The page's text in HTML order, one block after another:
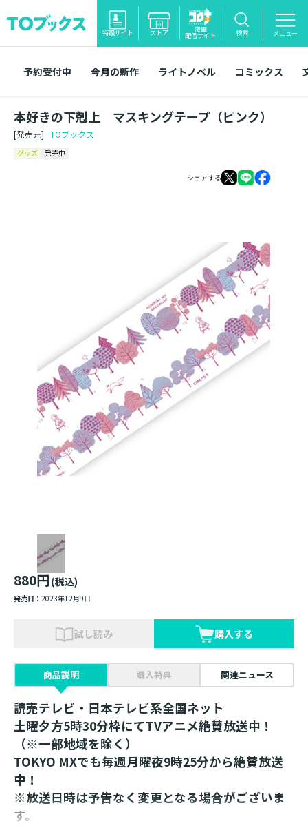
特設サイト ストア 漫画
配信サイト 検索 メニュー
予約受付中 今月の新作 ライトノベル コミックス
本好きの下剋上 マスキングテープ（ピンク）
[発売元] TOブックス
グッズ 発売中
シェアする
880円(税込)
発売日： 2023年12月9日
試し読み 購入する
商品説明 購入特典 関連ニュース
読売テレビ・日本テレビ系全国ネット
土曜夕方5時30分枠にてTVアニメ絶賛放送中！
（※一部地域を除く）
TOKYO MXでも毎週月曜夜9時25分から絶賛放送
中！
※放送日時は予告なく変更となる場合がございま
す。